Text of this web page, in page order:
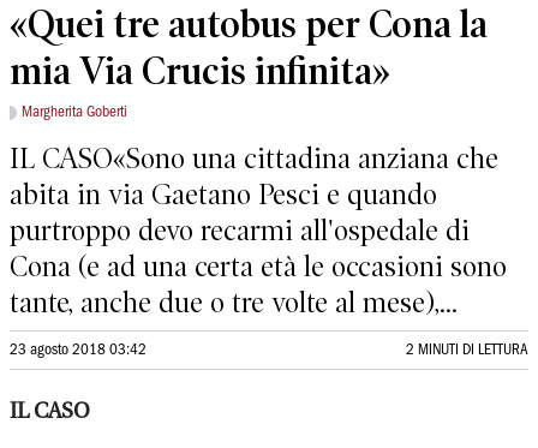
«Quei tre autobus per Cona la
mia Via Crucis infinita»
Margherita Goberti
IL CASO«Sono una cittadina anziana che
abita in via Gaetano Pesci e quando
purtroppo devo recarmi all'ospedale di
Cona (e ad una certa età le occasioni sono
tante, anche due o tre volte al mese),...
23 agosto 2018 03:42 2 MINUTI DI LETTURA
IL CASO